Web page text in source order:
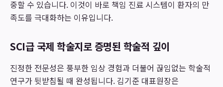
중할 수 있습니다. 이것이 바로 책임 진료 시스템이 환자의 만
족도를 극대화하는 이유입니다.
SCI급 국제 학술지로 증명된 학술적 깊이
진정한 전문성은 풍부한 임상 경험과 더불어 끊임없는 학술적
연구가 뒷받침될 때 완성됩니다. 김기준 대표원장은